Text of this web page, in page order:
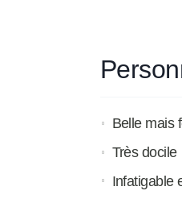
Belle mais
Très docile
Infatigable